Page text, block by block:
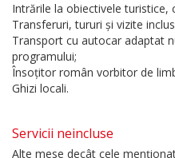
Intrările la obiectivele turistice,
Transferuri, tururi și vizite
Transport cu autocar adaptat
programului;
Însoțitor român vorbitor de
Ghizi locali.
Servicii neincluse
Alte mese decât cele